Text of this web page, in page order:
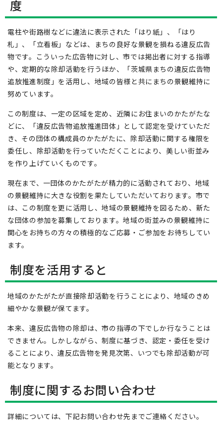
度
電柱や街路樹などに違法に表示された「はり紙」、「はり
札」、「立看板」などは、まちの良好な景観を損ねる違反広告
物です。こういった広告物に対し、市では掲出者に対する指導
や、定期的な除却活動を行うほか、「茨城県まちの違反広告物
追放推進制度」を活用し、地域の皆様と共にまちの景観維持に
努めています。
この制度は、一定の区域を定め、近隣にお住まいのかたがたな
どに、「違反広告物追放推進団体」として認定を受けていただ
き、その団体の構成員のかたがたに、除却活動に関する権限を
委任し、除却活動を行っていただくことにより、美しい街並み
を作り上げていくものです。
現在まで、一団体のかたがたが精力的に活動されており、地域
の景観維持に大きな役割を果たしていただいております。市で
は、この制度を更に活用し、地域の景観維持を図るため、新た
な団体の参加を募集しております。地域の街並みの景観維持に
関心をお持ちの方々の積極的なご応募・ご参加をお待ちしてい
ます。
制度を活用すると
地域のかたがたが直接除却活動を行うことにより、地域のきめ
細やかな景観が保てます。
本来、違反広告物の除却は、市の指導の下でしか行なうことは
できません。しかしながら、制度に基づき、認定・委任を受け
ることにより、違反広告物を発見次第、いつでも除却活動が可
能となります。
制度に関するお問い合わせ
詳細については、下記お問い合わせ先までご連絡ください。